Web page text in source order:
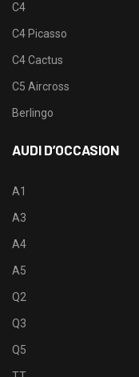
C4
C4 Picasso
C4 Cactus
C5 Aircross
Berlingo
AUDI D’OCCASION
A1
A3
A4
A5
Q2
Q3
Q5